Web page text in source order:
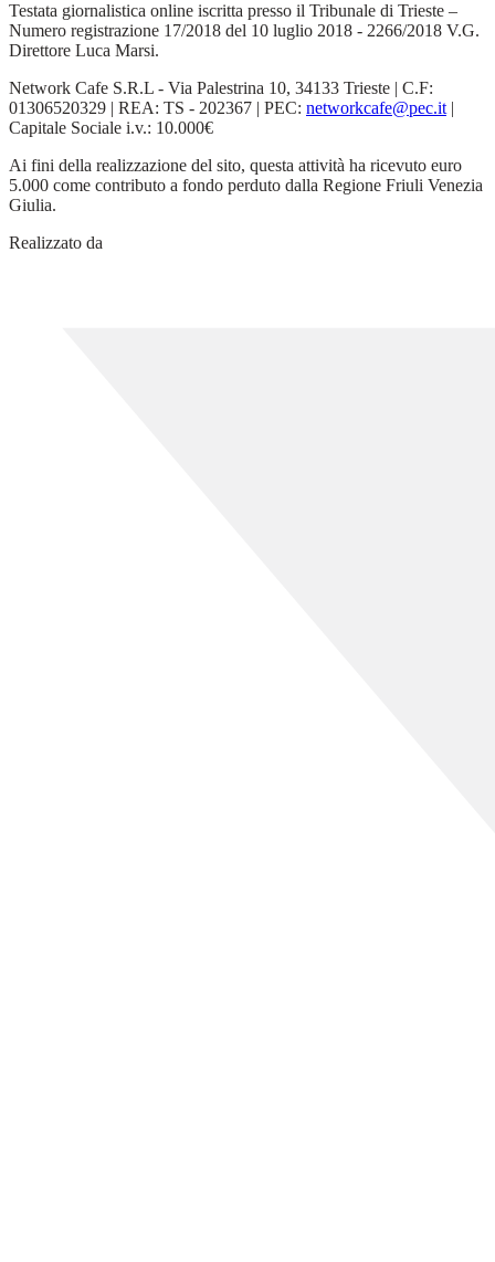
Testata giornalistica online iscritta presso il Tribunale di Trieste –
Numero registrazione 17/2018 del 10 luglio 2018 - 2266/2018 V.G.
Direttore Luca Marsi.
Network Cafe S.R.L - Via Palestrina 10, 34133 Trieste | C.F:
01306520329 | REA: TS - 202367 | PEC: networkcafe@pec.it |
Capitale Sociale i.v.: 10.000€
Ai fini della realizzazione del sito, questa attività ha ricevuto euro
5.000 come contributo a fondo perduto dalla Regione Friuli Venezia
Giulia.
Realizzato da